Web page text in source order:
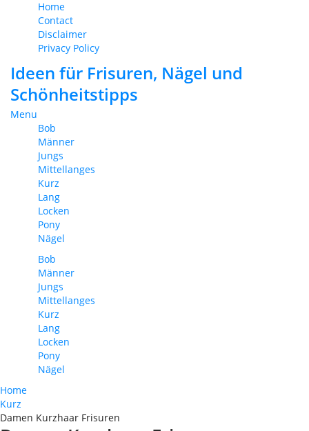
Home
Contact
Disclaimer
Privacy Policy
Ideen für Frisuren, Nägel und
Schönheitstipps
Menu
Bob
Männer
Jungs
Mittellanges
Kurz
Lang
Locken
Pony
Nägel
Bob
Männer
Jungs
Mittellanges
Kurz
Lang
Locken
Pony
Nägel
Home
Kurz
Damen Kurzhaar Frisuren